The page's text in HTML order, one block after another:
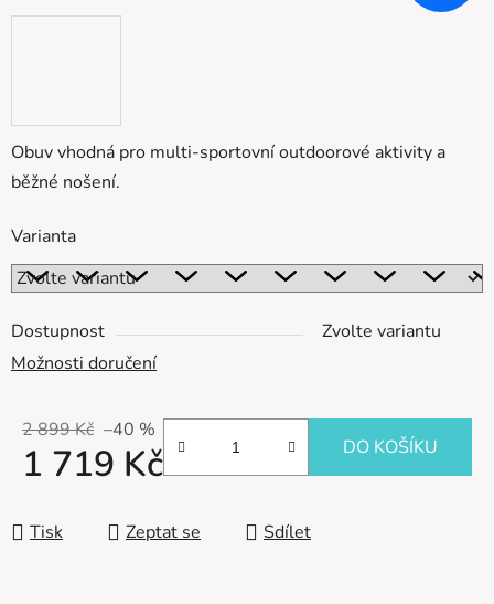
Obuv vhodná pro multi-sportovní outdoorové aktivity a
běžné nošení.
Varianta
Dostupnost
Zvolte variantu
Možnosti doručení
2 899 Kč –40 %
1 719 Kč DO KOŠÍKU
Tisk Zeptat se Sdílet